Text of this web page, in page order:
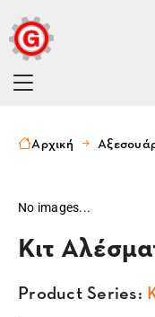
Αρχική
No images...
Κιτ
Product Series: